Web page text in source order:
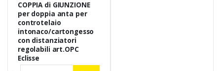
COPPIA di GIUNZIONE
per doppia anta per
controtelaio
intonaco/cartongesso
con distanziatori
regolabili art.OPC
Eclisse